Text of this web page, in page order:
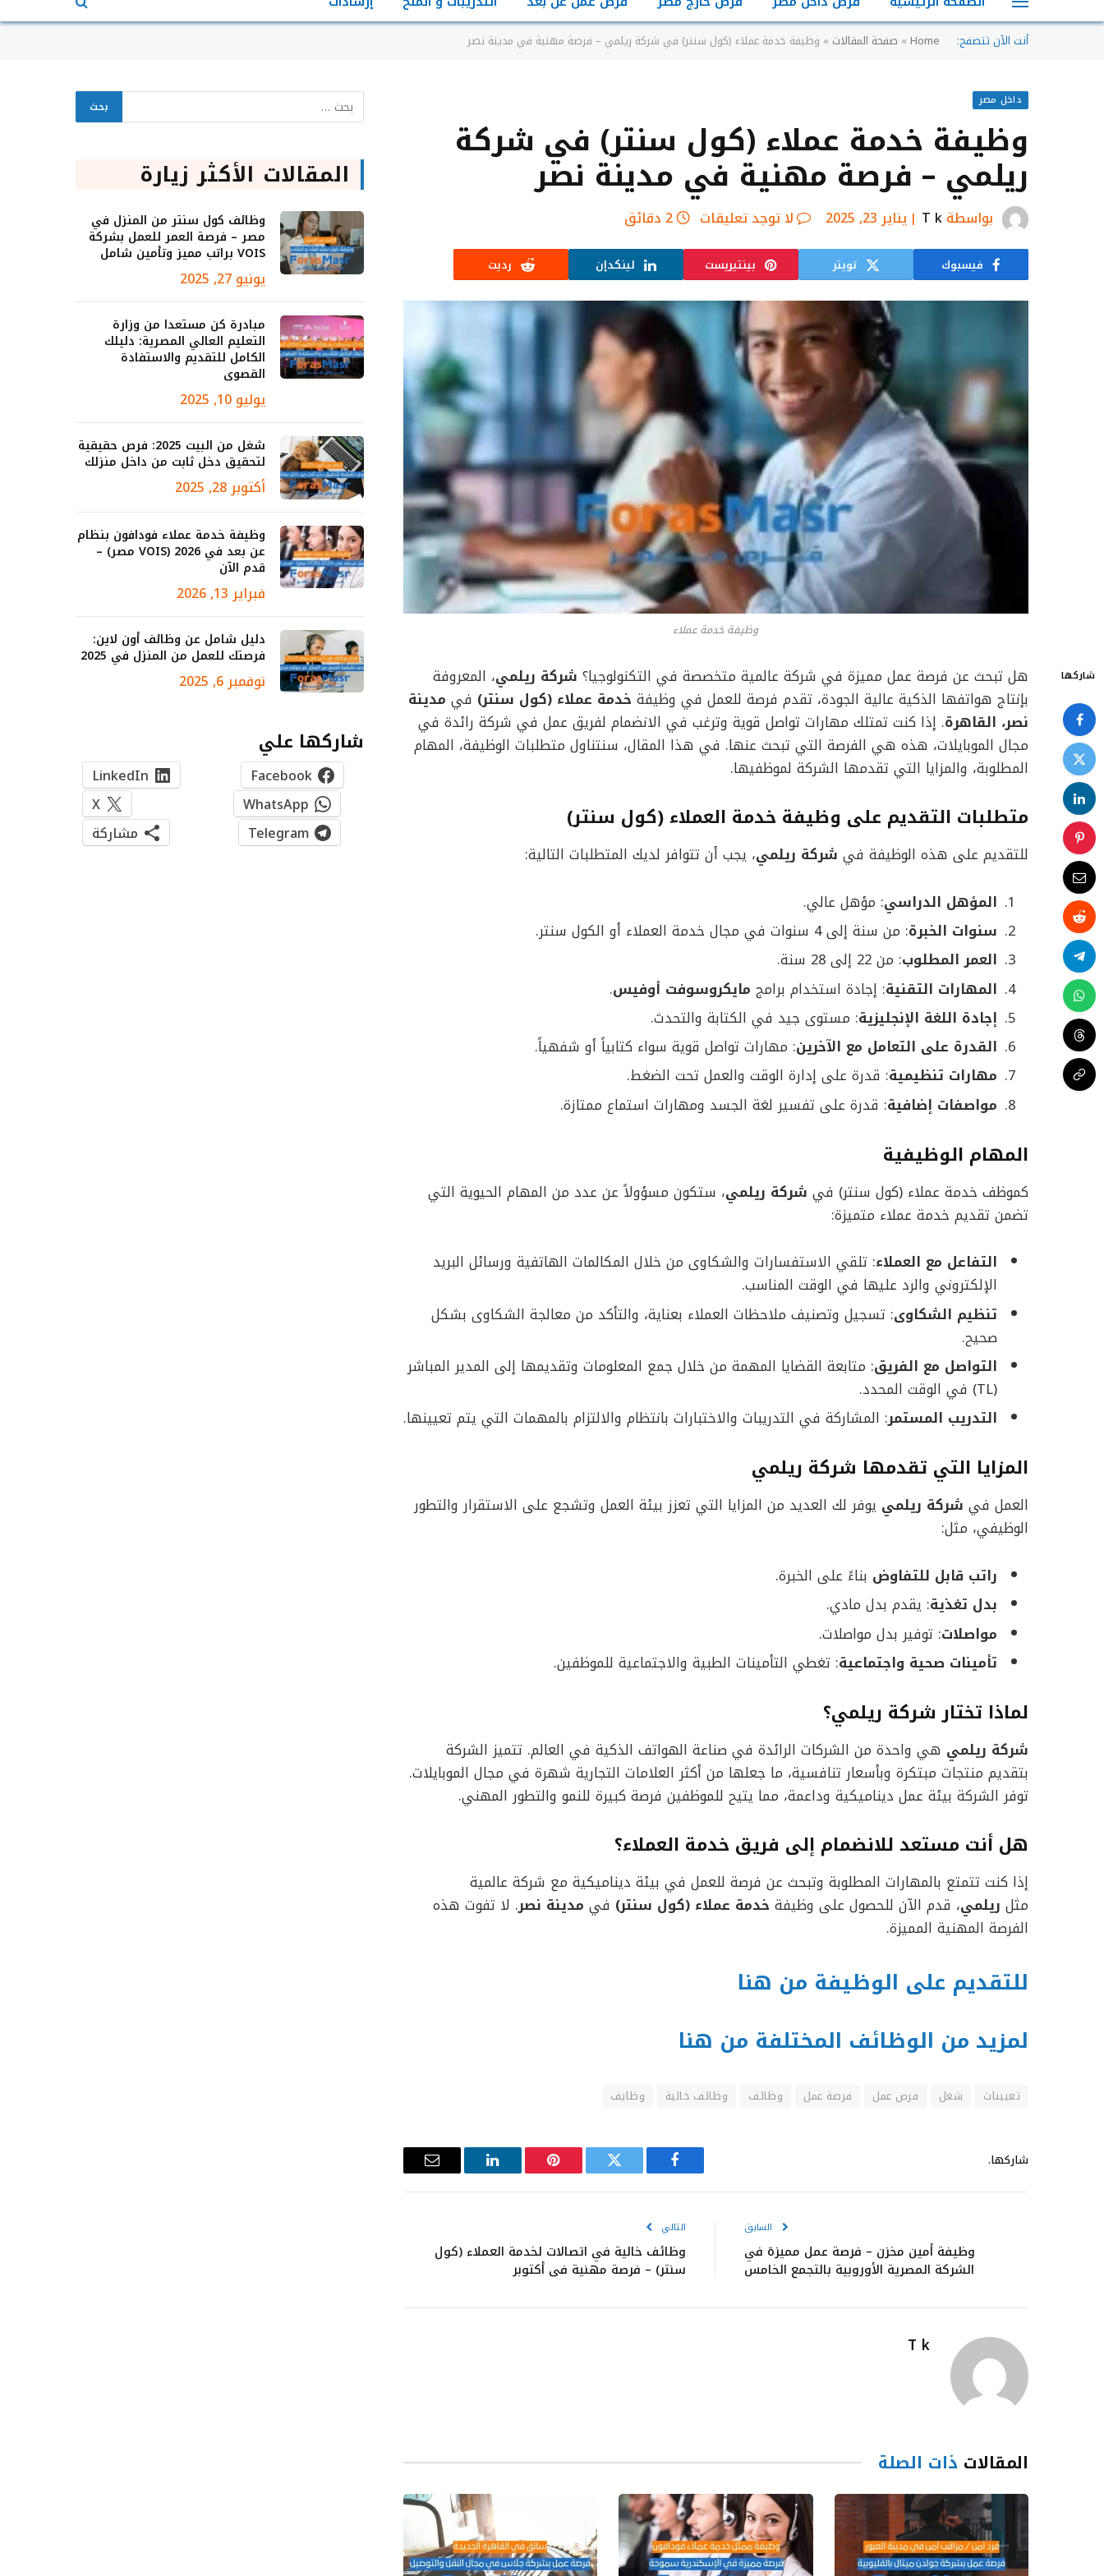
أنت الآن تتصفح: Home
» صفحة المقالات » وظيفة خدمة عملاء (كول سنتر) في شركة ريلمي – فرصة مهنية في مدينة نصر
داخل مصر
وظيفة خدمة عملاء (كول سنتر) في شركة
ريلمي – فرصة مهنية في مدينة نصر
بواسطةT k يناير 23, 2025 لا توجد تعليقات 2 دقائق
فيسبوك تويتر بينتيريست لينكدإن رديت
وظيفة خدمة عملاء
شاركها هل تبحث عن فرصة عمل مميزة في شركة عالمية متخصصة في التكنولوجيا؟ شركة ريلمي، المعروفة
بإنتاج هواتفها الذكية عالية الجودة، تقدم فرصة للعمل في وظيفة خدمة عملاء (كول سنتر) في مدينة
نصر، القاهرة. إذا كنت تمتلك مهارات تواصل قوية وترغب في الانضمام لفريق عمل في شركة رائدة في
مجال الموبايلات، هذه هي الفرصة التي تبحث عنها. في هذا المقال، سنتناول متطلبات الوظيفة، المهام
المطلوبة، والمزايا التي تقدمها الشركة لموظفيها.
متطلبات التقديم على وظيفة خدمة العملاء (كول سنتر)
للتقديم على هذه الوظيفة في شركة ريلمي، يجب أن تتوافر لديك المتطلبات التالية:
المؤهل الدراسي: مؤهل عالي.
سنوات الخبرة: من سنة إلى 4 سنوات في مجال خدمة العملاء أو الكول سنتر.
العمر المطلوب: من 22 إلى 28 سنة.
المهارات التقنية: إجادة استخدام برامج مايكروسوفت أوفيس.
إجادة اللغة الإنجليزية: مستوى جيد في الكتابة والتحدث.
القدرة على التعامل مع الآخرين: مهارات تواصل قوية سواء كتابياً أو شفهياً.
مهارات تنظيمية: قدرة على إدارة الوقت والعمل تحت الضغط.
مواصفات إضافية: قدرة على تفسير لغة الجسد ومهارات استماع ممتازة.
المهام الوظيفية
كموظف خدمة عملاء (كول سنتر) في شركة ريلمي، ستكون مسؤولاً عن عدد من المهام الحيوية التي
تضمن تقديم خدمة عملاء متميزة:
التفاعل مع العملاء: تلقي الاستفسارات والشكاوى من خلال المكالمات الهاتفية ورسائل البريد
الإلكتروني والرد عليها في الوقت المناسب.
تنظيم الشكاوى: تسجيل وتصنيف ملاحظات العملاء بعناية، والتأكد من معالجة الشكاوى بشكل
صحيح.
التواصل مع الفريق: متابعة القضايا المهمة من خلال جمع المعلومات وتقديمها إلى المدير المباشر
(TL) في الوقت المحدد.
التدريب المستمر: المشاركة في التدريبات والاختبارات بانتظام والالتزام بالمهمات التي يتم تعيينها.
المزايا التي تقدمها شركة ريلمي
العمل في شركة ريلمي يوفر لك العديد من المزايا التي تعزز بيئة العمل وتشجع على الاستقرار والتطور
الوظيفي، مثل:
راتب قابل للتفاوض بناءً على الخبرة.
بدل تغذية: يقدم بدل مادي.
مواصلات: توفير بدل مواصلات.
تأمينات صحية واجتماعية: تغطي التأمينات الطبية والاجتماعية للموظفين.
لماذا تختار شركة ريلمي؟
شركة ريلمي هي واحدة من الشركات الرائدة في صناعة الهواتف الذكية في العالم. تتميز الشركة
بتقديم منتجات مبتكرة وبأسعار تنافسية، ما جعلها من أكثر العلامات التجارية شهرة في مجال الموبايلات.
توفر الشركة بيئة عمل ديناميكية وداعمة، مما يتيح للموظفين فرصة كبيرة للنمو والتطور المهني.
هل أنت مستعد للانضمام إلى فريق خدمة العملاء؟
إذا كنت تتمتع بالمهارات المطلوبة وتبحث عن فرصة للعمل في بيئة ديناميكية مع شركة عالمية
مثل ريلمي، قدم الآن للحصول على وظيفة خدمة عملاء (كول سنتر) في مدينة نصر. لا تفوت هذه
الفرصة المهنية المميزة.
للتقديم على الوظيفة من هنا
لمزيد من الوظائف المختلفة من هنا
تعيينات شغل فرص عمل فرصة عمل وظائف وظائف خالية وظايف
شاركها.
فيسبوك تويتر بينتيريستلينكدإن
البريد
السابق
وظيفة أمين مخزن – فرصة عمل مميزة في
الشركة المصرية الأوروبية بالتجمع الخامس
التالي
وظائف خالية في اتصالات لخدمة العملاء (كول
سنتر) – فرصة مهنية في أكتوبر
T k
المقالات ذات الصلة
المقالات الأكثر زيارة
وظائف كول سنتر من المنزل في
مصر – فرصة العمر للعمل بشركة
VOIS براتب مميز وتأمين شامل
يونيو 27, 2025
مبادرة كن مستعدا من وزارة
التعليم العالي المصرية: دليلك
الكامل للتقديم والاستفادة
القصوى
يوليو 10, 2025
شغل من البيت 2025: فرص حقيقية
لتحقيق دخل ثابت من داخل منزلك
أكتوبر 28, 2025
وظيفة خدمة عملاء فودافون بنظام
عن بعد في 2026 (VOIS مصر) –
قدم الآن
فبراير 13, 2026
دليل شامل عن وظائف أون لاين:
فرصتك للعمل من المنزل في 2025
نوفمبر 6, 2025
شاركها علي
Facebook
LinkedIn
WhatsApp
X
Telegram
مشاركة